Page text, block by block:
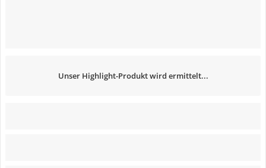
Unser Highlight-Produkt wird ermittelt...